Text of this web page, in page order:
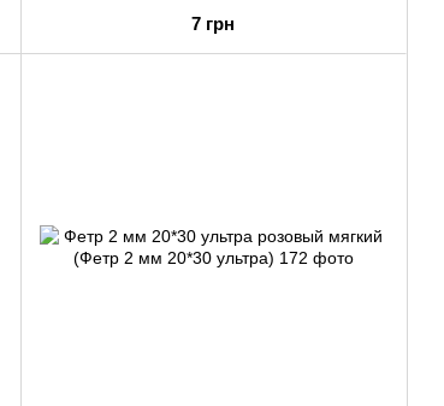
7 грн